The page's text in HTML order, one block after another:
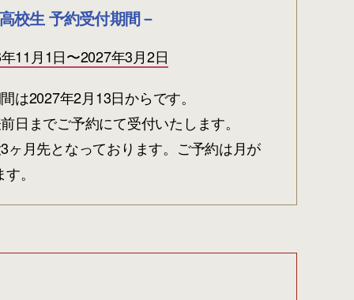
校生 予約受付期間－
11月1日〜2027年3月2日
は2027年2月13日からです。
日までご予約にて受付いたします。
ヶ月先となっております。ご予約は月が
。